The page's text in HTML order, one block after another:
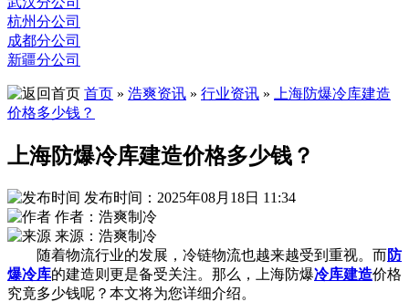
杭州分公司
成都分公司
新疆分公司
首页 » 浩爽资讯 » 行业资讯 »
上海防爆冷库建造
价格多少钱？
上海防爆冷库建造价格多少钱？
发布时间：2025年08月18日 11:34
作者：浩爽制冷
来源：浩爽制冷
随着物流行业的发展，冷链物流也越来越受到重视。而防
爆冷库的建造则更是备受关注。那么，上海防爆冷库建造价格
究竟多少钱呢？本文将为您详细介绍。